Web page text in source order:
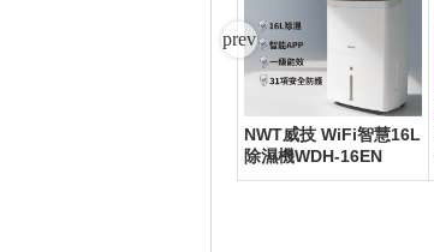
NWT威技 WiFi智慧16L
除濕機WDH-16EN